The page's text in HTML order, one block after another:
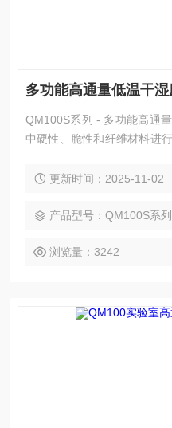
多功能高通量低温干
QM100S系列 - 多功能高通
中硬性、脆性和纤维材料进
进行温和、、高重复性的样
能够保证可信的分析结果，
更新时间：2025-11-02
产品型号：QM100S系列
浏览量：3242